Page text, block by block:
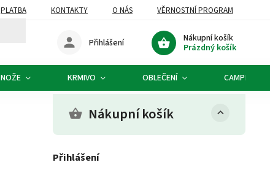
PLATBA KONTAKTY O NÁS VĚRNOSTNÍ PROGRAM
Nákupní košík
Prázdný košík
Přihlášení
NOŽE KRMIVO OBLEČENÍ CAMPING
Nákupní košík
Přihlášení